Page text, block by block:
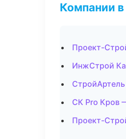
Компании
Проект-
ИнжСтрой
СК Pro Кров
Проект-